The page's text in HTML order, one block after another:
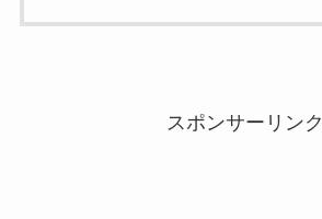
スポンサーリンク